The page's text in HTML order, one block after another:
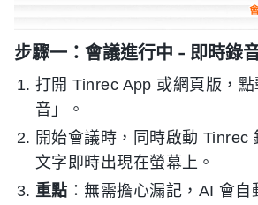
步驟一：會議進行中 - 即時錄
打開 Tinrec App 或網頁版，
音」。
開始會議時，同時啟動 Tinrec
文字即時出現在螢幕上。
重點 ：無需擔心漏記，AI 會